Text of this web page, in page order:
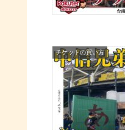
チケットの買い方